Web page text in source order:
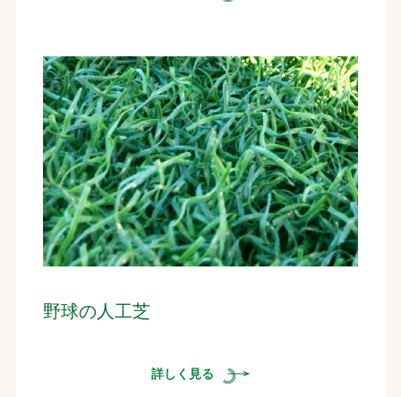
野球の人工芝
詳しく見る